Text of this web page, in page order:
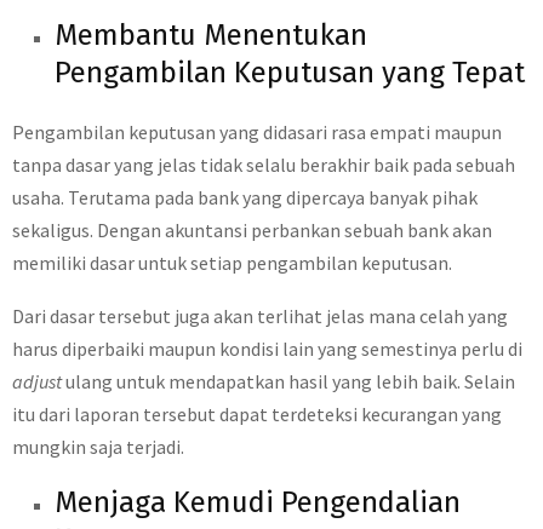
Membantu Menentukan
Pengambilan Keputusan yang Tepat
Pengambilan keputusan yang didasari rasa empati maupun
tanpa dasar yang jelas tidak selalu berakhir baik pada sebuah
usaha. Terutama pada bank yang dipercaya banyak pihak
sekaligus. Dengan akuntansi perbankan sebuah bank akan
memiliki dasar untuk setiap pengambilan keputusan.
Dari dasar tersebut juga akan terlihat jelas mana celah yang
harus diperbaiki maupun kondisi lain yang semestinya perlu di
adjustulang untuk mendapatkan hasil yang lebih baik. Selain
itu dari laporan tersebut dapat terdeteksi kecurangan yang
mungkin saja terjadi.
Menjaga Kemudi Pengendalian